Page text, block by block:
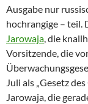
Ausgabe nur
hochrangige – teil.
Jarowaja, die
Vorsitzende, die
Juli als „Gesetz
Jarowaja, die